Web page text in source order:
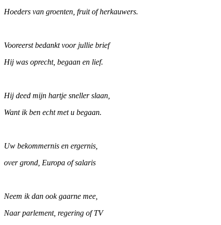
Hoeders van groenten, fruit of herkauwers.
Vooreerst bedankt voor jullie brief
Hij was oprecht, begaan en lief.
Hij deed mijn hartje sneller slaan,
Want ik ben echt met u begaan.
Uw bekommernis en ergernis,
over grond, Europa of salaris
Neem ik dan ook gaarne mee,
Naar parlement, regering of TV